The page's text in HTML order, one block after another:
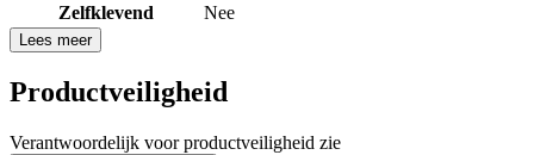
Zelfklevend
Nee
Lees meer
Productveiligheid
Verantwoordelijk voor productveiligheid zie